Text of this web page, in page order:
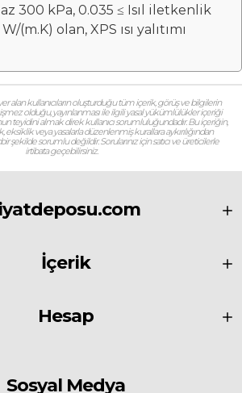
300 kPa, 0.035 ≤ Isıl iletkenlik
(m.K) olan, XPS ısı yalıtımı
alan kullanıcıların oluşturduğu tüm içerik, görüş ve bilgilerin
olduğu, yayınlanması ile ilgili yasal yükümlülükler içeriği
teyidini almak direk kullanıcı sorumluluğundadır. Bu içeriğin,
eksiklik veya yasalarla düzenlenmiş kurallara aykırılığından
şekilde sorumlu değildir. Sorularınız için satıcı ve üreticilerle
irtibata geçebilirsiniz.
İçerik
Hesap
Sosyal Medya